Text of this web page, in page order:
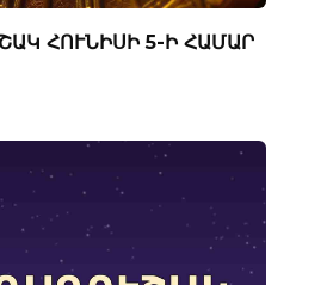
ՀՈՒՆԻՍԻ 5-Ի ՀԱՄԱՐ